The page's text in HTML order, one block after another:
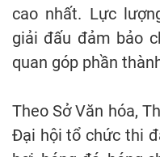
cao nhất. Lực
giải đấu đảm bảo
quan góp phần
Theo Sở Văn hóa,
Đại hội tổ chức thi